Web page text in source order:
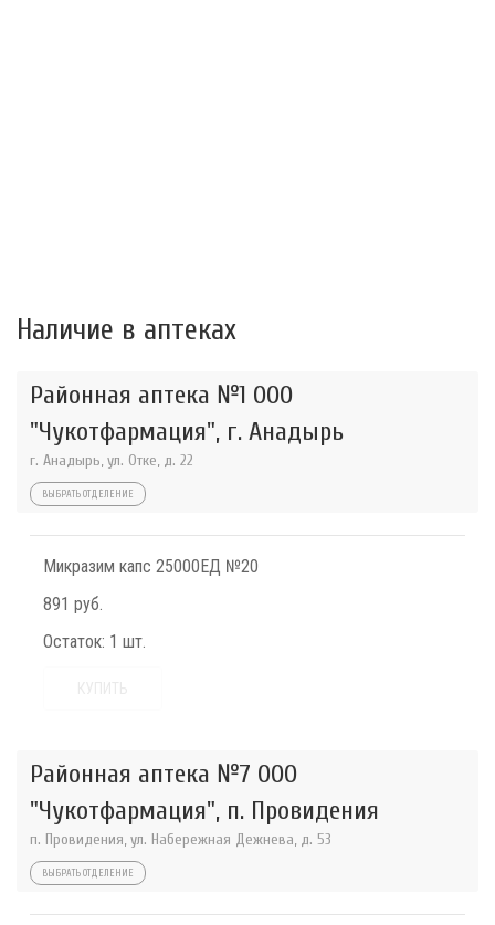
Наличие в аптеках
Районная аптека №1 ООО
"Чукотфармация", г. Анадырь
г. Анадырь, ул. Отке, д. 22
ВЫБРАТЬ ОТДЕЛЕНИЕ
Микразим капс 25000ЕД №20
891 руб.
Остаток: 1 шт.
Районная аптека №7 ООО
"Чукотфармация", п. Провидения
п. Провидения, ул. Набережная Дежнева, д. 53
ВЫБРАТЬ ОТДЕЛЕНИЕ